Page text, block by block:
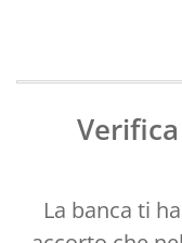
La banca ti